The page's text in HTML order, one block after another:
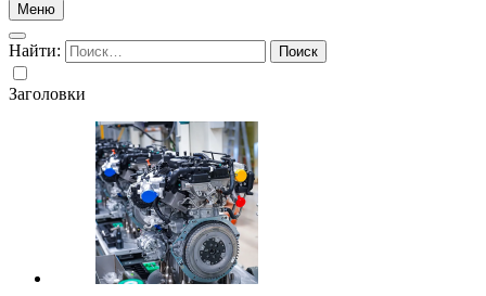
Меню
Найти:
Заголовки